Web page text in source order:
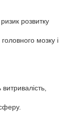
розвитку
мозку і